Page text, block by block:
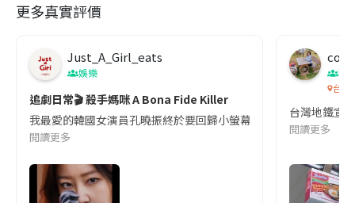
更多真實評價
Just_A_Girl_eats
娛樂
追劇日常🎬 殺手媽咪 A Bona Fide Killer
我最愛的韓國女演員孔曉振終於要回歸小螢幕啦!這次的劇本改編
閱讀更多
co
吹
台灣
台灣地鐵宣
閱讀更多